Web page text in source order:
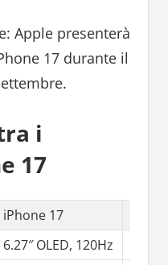
Apple presenterà
17 durante il
i
17
iPhone 17
6.27″ OLED, 120Hz